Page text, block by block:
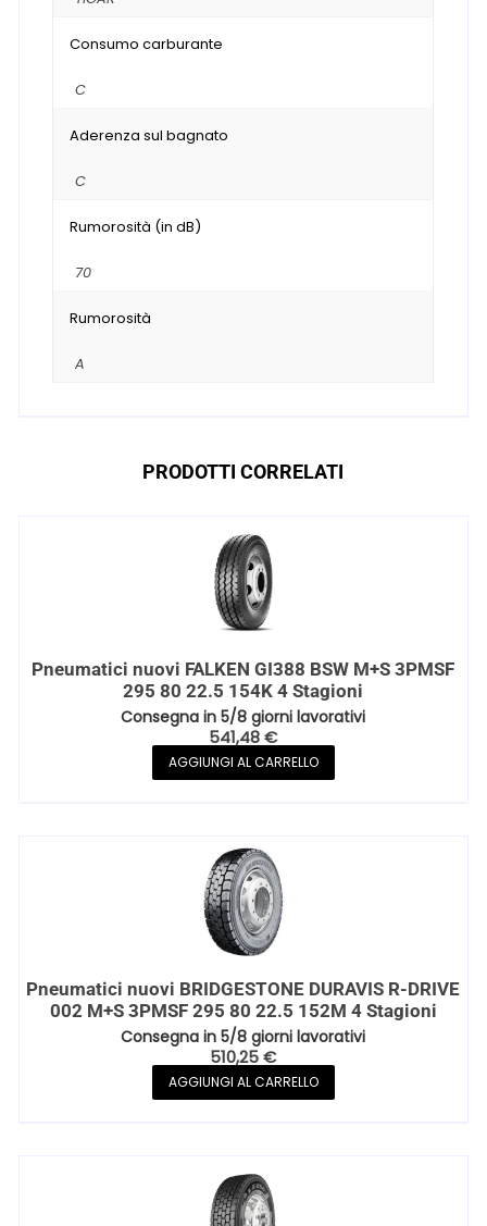
Consumo carburante
C
Aderenza sul bagnato
C
Rumorosità (in dB)
70
Rumorosità
A
PRODOTTI CORRELATI
Pneumatici nuovi FALKEN GI388 BSW M+S 3PMSF
295 80 22.5 154K 4 Stagioni
Consegna in 5/8 giorni lavorativi
541,48€
AGGIUNGI AL CARRELLO
Pneumatici nuovi BRIDGESTONE DURAVIS R-DRIVE
002 M+S 3PMSF 295 80 22.5 152M 4 Stagioni
Consegna in 5/8 giorni lavorativi
510,25€
AGGIUNGI AL CARRELLO